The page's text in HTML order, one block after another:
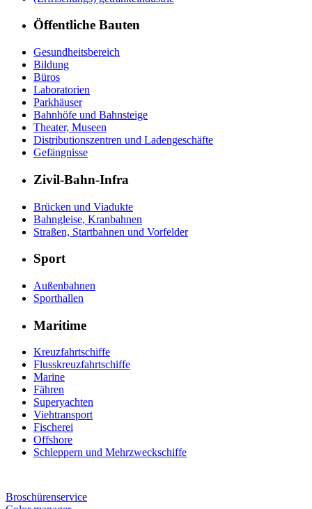
Öffentliche Bauten
Gesundheitsbereich
Bildung
Büros
Laboratorien
Parkhäuser
Bahnhöfe und Bahnsteige
Theater, Museen
Distributionszentren und Ladengeschäfte
Gefängnisse
Zivil-Bahn-Infra
Brücken und Viadukte
Bahngleise, Kranbahnen
Straßen, Startbahnen und Vorfelder
Sport
Außenbahnen
Sporthallen
Maritime
Kreuzfahrtschiffe
Flusskreuzfahrtschiffe
Marine
Fähren
Superyachten
Viehtransport
Fischerei
Offshore
Schleppern und Mehrzweckschiffe
Broschürenservice